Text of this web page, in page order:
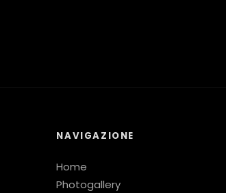
NAVIGAZIONE
Home
Photogallery